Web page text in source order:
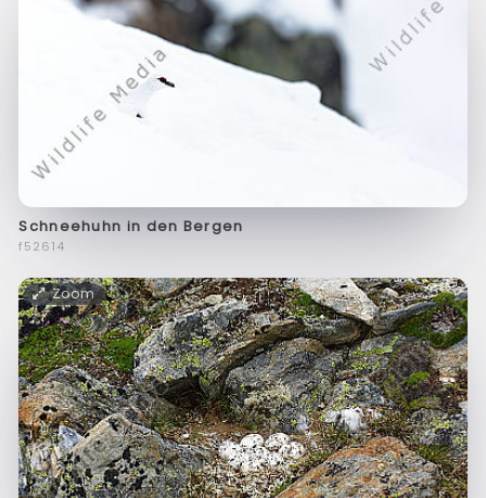
Schneehuhn in den Bergen
f52614
Zoom